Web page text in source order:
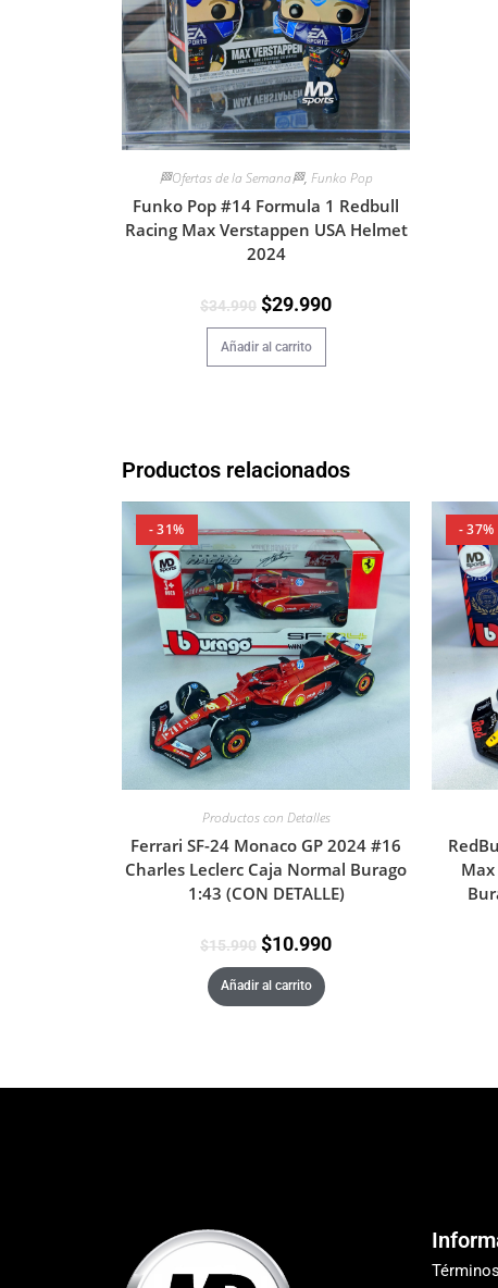
🏁Ofertas de la Semana🏁, Funko Pop
Funko Pop #14 Formula 1 Redbull
Racing Max Verstappen USA Helmet
2024
$34.990 $29.990
Añadir al carrito
Productos relacionados
- 31%
Productos con Detalles
Ferrari SF-24 Monaco GP 2024 #16
Charles Leclerc Caja Normal Burago
1:43 (CON DETALLE)
$15.990 $10.990
Añadir al carrito
- 37%